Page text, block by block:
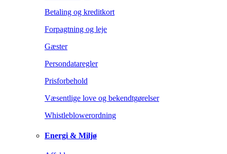
Betaling og kreditkort
Forpagtning og leje
Gæster
Persondataregler
Prisforbehold
Væsentlige love og bekendtgørelser
Whistleblowerordning
Energi & Miljø